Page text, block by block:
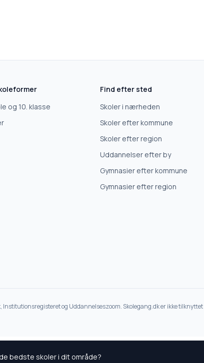
og 10. klasse
Find efter sted
Skoler i nærheden
Skoler efter kommune
Skoler efter region
Uddannelser efter by
Gymnasier efter kommune
Gymnasier efter region
og Uddannelseszoom. Skolegang.dk er ikke
bedste skoler i dit område?